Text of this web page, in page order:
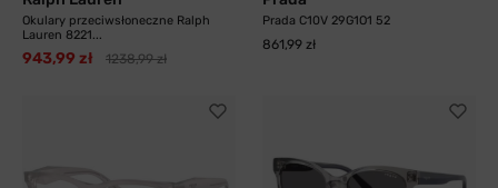
Okulary przeciwsłoneczne Ralph
Lauren 8221...
943,99 zł 1238,99 zł
Prada C10V 29G1O1 52
861,99 zł